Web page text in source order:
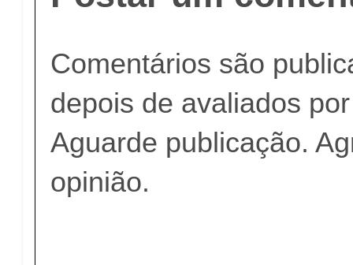
Comentários são
depois de avaliados
Aguarde publicação.
opinião.